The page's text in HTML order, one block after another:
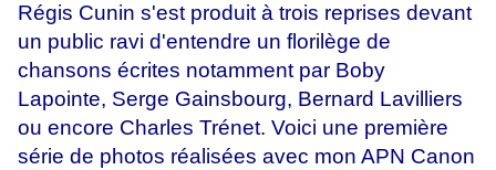
Régis Cunin s'est produit à trois reprises devant
un public ravi d'entendre un florilège de
chansons écrites notamment par Boby
Lapointe, Serge Gainsbourg, Bernard Lavilliers
ou encore Charles Trénet. Voici une première
série de photos réalisées avec mon APN Canon